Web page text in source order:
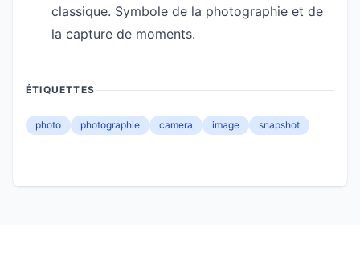
classique. Symbole de la photographie et de
la capture de moments.
ÉTIQUETTES
photo photographie camera image snapshot